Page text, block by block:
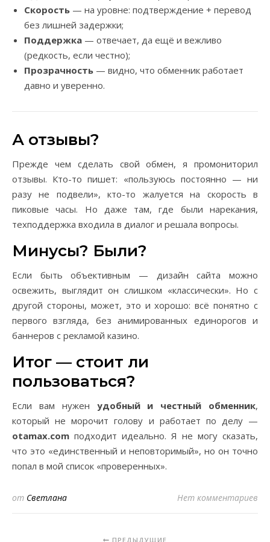
Скорость — на уровне: подтверждение + перевод
без лишней задержки;
Поддержка — отвечает, да ещё и вежливо
(редкость, если честно);
Прозрачность — видно, что обменник работает
давно и уверенно.
А отзывы?
Прежде чем сделать свой обмен, я промониторил
отзывы. Кто-то пишет: «пользуюсь постоянно — ни
разу не подвели», кто-то жалуется на скорость в
пиковые часы. Но даже там, где были нарекания,
техподдержка входила в диалог и решала вопросы.
Минусы? Были?
Если быть объективным — дизайн сайта можно
освежить, выглядит он слишком «классически». Но с
другой стороны, может, это и хорошо: всё понятно с
первого взгляда, без анимированных единорогов и
баннеров с рекламой казино.
Итог — стоит ли
пользоваться?
Если вам нужен удобный и честный обменник,
который не морочит голову и работает по делу —
otamax.com подходит идеально. Я не могу сказать,
что это «единственный и неповторимый», но он точно
попал в мой список «проверенных».
от Светлана Нет комментариев
ПРЕДЫДУЩИЕ